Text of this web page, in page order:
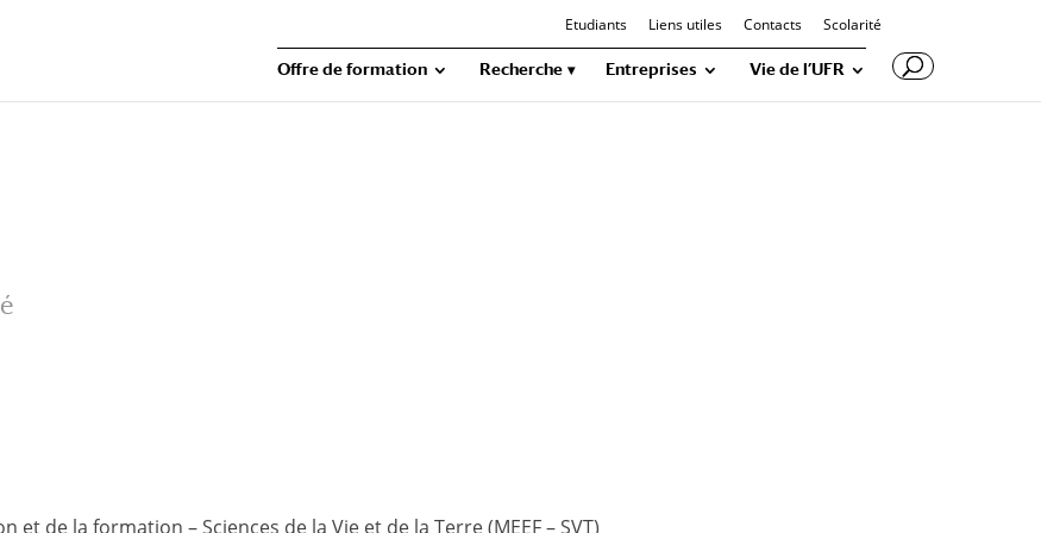
Etudiants Liens utiles Contacts Scolarité
Offre de formation Recherche Entreprises Vie de l’UFR
et de la formation – Sciences de la Vie et de la Terre (MEEF – SVT)